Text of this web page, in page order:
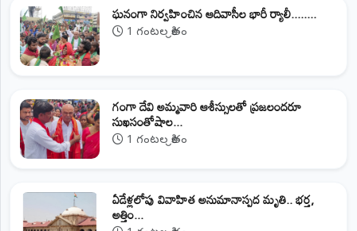
ఘనంగా నిర్వహించిన ఆదివాసీల భారీ ర్యాలీ........
1 గంటల క్రితం
గంగా దేవి అమ్మవారి ఆశీస్సులతో ప్రజలందరూ
సుఖసంతోషాల...
1 గంటల క్రితం
ఏడేళ్లలోపు వివాహిత అనుమానాస్పద మృతి.. భర్త,
అత్తిం...